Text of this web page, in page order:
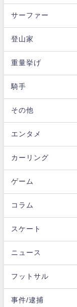
サーファー
登山家
重量挙げ
騎手
その他
エンタメ
カーリング
ゲーム
コラム
スケート
ニュース
フットサル
事件/逮捕